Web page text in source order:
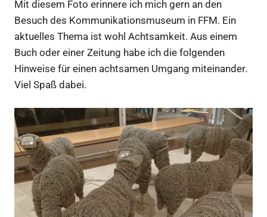
Mit diesem Foto erinnere ich mich gern an den
Besuch des Kommunikationsmuseum in FFM. Ein
aktuelles Thema ist wohl Achtsamkeit. Aus einem
Buch oder einer Zeitung habe ich die folgenden
Hinweise für einen achtsamen Umgang miteinander.
Viel Spaß dabei.